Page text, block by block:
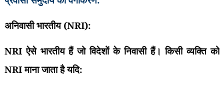
अनिवासी भारतीय (NRI):
NRIऐसे भारतीय हैं जो विदेशों के निवासी हैं। किसी व्यक्ति को
NRIमाना जाता है यदि: